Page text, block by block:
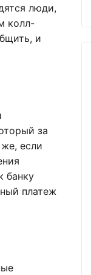
люди,
колл-
и
за
если
банку
платеж